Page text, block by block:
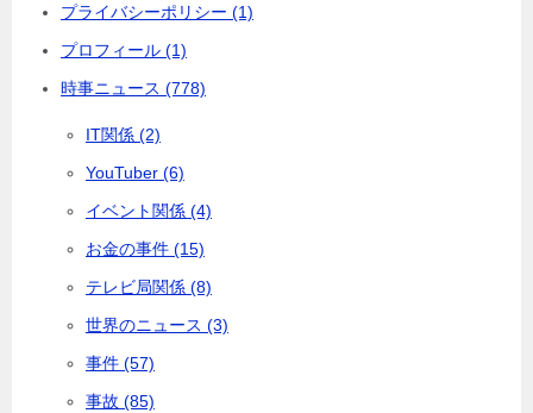
プライバシーポリシー (1)
プロフィール (1)
時事ニュース (778)
IT関係 (2)
YouTuber (6)
イベント関係 (4)
お金の事件 (15)
テレビ局関係 (8)
世界のニュース (3)
事件 (57)
事故 (85)